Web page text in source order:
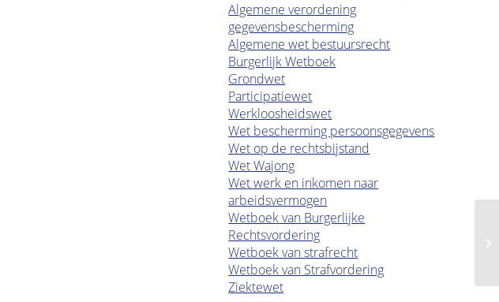
Algemene verordening
gegevensbescherming
Algemene wet bestuursrecht
Burgerlijk Wetboek
Grondwet
Participatiewet
Werkloosheidswet
Wet bescherming persoonsgegevens
Wet op de rechtsbijstand
Wet Wajong
Wet werk en inkomen naar
arbeidsvermogen
Wetboek van Burgerlijke
Rechtsvordering
Wetboek van strafrecht
Wetboek van Strafvordering
Ziektewet